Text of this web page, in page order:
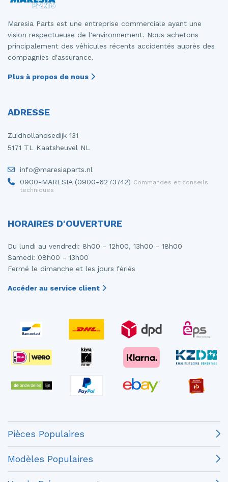
Maresia Parts est une entreprise commerciale ayant une
vision respectueuse de l'environnement. Nous achetons
principalement des véhicules récents accidentés auprès des
compagnies d'assurance.
Plus à propos de nous
ADRESSE
Zuidhollandsedijk 131
5171 TL Kaatsheuvel NL
info@maresiaparts.nl
0900-MARESIA (0900-6273742) Commandes et conseils
techniques
HORAIRES D'OUVERTURE
Du lundi au vendredi: 8h00 - 12h00, 13h00 - 18h00
Samedi: 08h00 - 13h00
Fermé le dimanche et les jours fériés
Accéder au service client
Pièces Populaires
Modèles Populaires